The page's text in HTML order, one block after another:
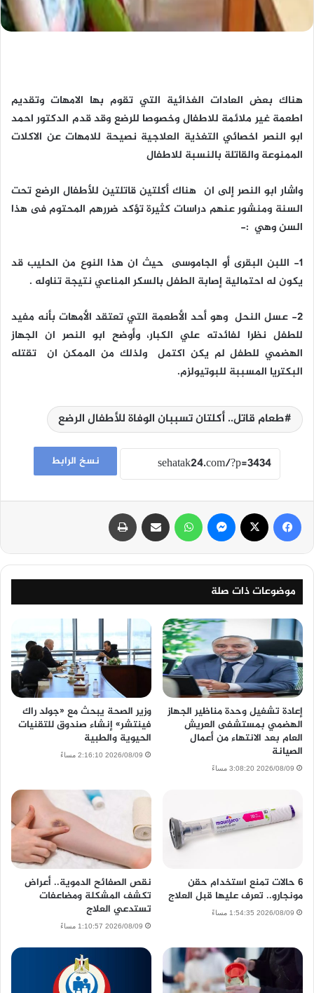
هناك بعض العادات الغذائية التي تقوم بها الامهات وتقديم
اطعمة غير ملائمة للاطفال وخصوصا للرضع وقد قدم الدكتور احمد
ابو النصر اخصائي التغذية العلاجية نصيحة للامهات عن الاكلات
الممنوعة والقاتلة بالنسبة للاطفال
واشار ابو النصر إلى ان هناك أكلتين قاتلتين للأطفال الرضع تحت
السنة ومنشور عنهم دراسات كثيرة تؤكد ضررهم المحتوم فى هذا
السن وهي :-
١- اللبن البقرى أو الجاموسى حيث ان هذا النوع من الحليب قد
يكون له احتمالية إصابة الطفل بالسكر المناعي نتيجة تناوله .
٢- عسل النحل وهو أحد الأطعمة التي تعتقد الأمهات بأنه مفيد
للطفل نظرا لفائدته علي الكبار، وأوضح ابو النصر ان الجهاز
الهضمي للطفل لم يكن اكتمل ولذلك من الممكن ان تقتله
البكتريا المسببة للبوتيولزم.
طعام قاتل.. أكلتان تسببان الوفاة للأطفال الرضع
نسخ الرابط
فيسبوك ماسنجر واتساب مشاركة عبر البريد
موضوعات ذات صلة
إعادة تشغيل وحدة مناظير الجهاز
الهضمي بمستشفى العريش
العام بعد الانتهاء من أعمال
الصيانة
2026/08/09 3:08:20 مساءً
وزير الصحة يبحث مع «جولد راك
فينتشر» إنشاء صندوق للتقنيات
الحيوية والطبية
2026/08/09 2:16:10 مساءً
6 حالات تمنع استخدام حقن
مونجارو.. تعرف عليها قبل العلاج
2026/08/09 1:54:35 مساءً
نقص الصفائح الدموية.. أعراض
تكشف المشكلة ومضاعفات
تستدعي العلاج
2026/08/09 1:10:57 مساءً